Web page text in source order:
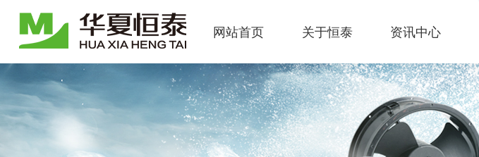
网站首页 关于恒泰 资讯中心